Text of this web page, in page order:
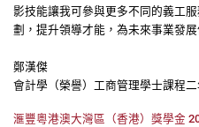
影技能讓我可參與更多不同的義工
劃，提升領導才能，為未來事業發展
鄭漢傑
會計學（榮譽）工商管理學士課程
滙豐粵港澳大灣區（香港）獎學金